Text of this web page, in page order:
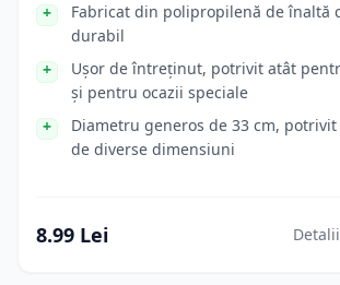
Fabricat din polipropilenă de înaltă
durabil
Ușor de întreținut, potrivit atât
și pentru ocazii speciale
Diametru generos de 33 cm,
de diverse dimensiuni
8.99 Lei Detalii